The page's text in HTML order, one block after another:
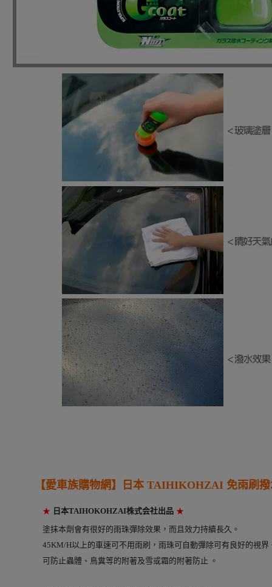
【愛車族購物網】 日本 TAIHIKOHZAI免雨刷撥
★ 日本TAIHOKOHZAI株式会社出品 ★
塗抹本劑會有很好的雨珠彈除效果，而且效力持續長久。
45KM/H以上的車速可不用雨刷，雨珠可自動彈除可有良好的視界
可防止蟲體、鳥糞等的附著及雪或霜的附著防止 。